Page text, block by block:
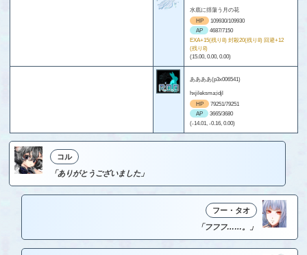
水底に揺蕩う月の花
HP
109930/109930
AP
4687/7150
EXA+15(残り8) 封殺20(残り8) 回避+12
(残り8)
(15.00, 0.00, 0.00)
ああああ(p3x006541)
hxjileksma;idjl
HP
79251/79251
AP
3665/3680
(-14.01, -0.16, 0.00)
コル
「ありがとうございました」
フー・タオ
「フフフ……。」